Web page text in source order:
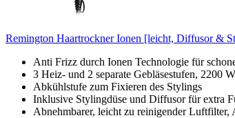
Remington Haartrockner Ionen [leicht, Diffusor &
Anti Frizz durch Ionen Technologie für
3 Heiz- und 2 separate Gebläsestufen, 2200
Abkühlstufe zum Fixieren des Stylings
Inklusive Stylingdüse und Diffusor für extra
Abnehmbarer, leicht zu reinigender Luftfilter,